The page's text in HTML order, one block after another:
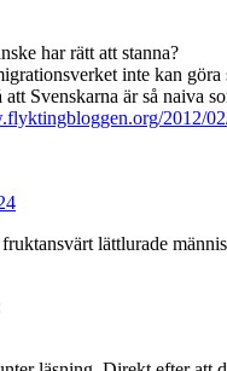
har rätt att stanna?
inte kan
att Svenskarna är så naiva
2012/
lättlurade